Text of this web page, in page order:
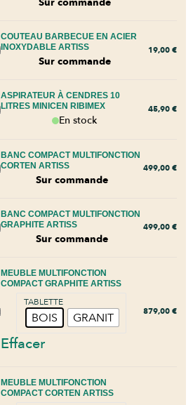
Sur commande
COUTEAU BARBECUE EN ACIER
INOXYDABLE ARTISS
Sur commande
19,00 €
ASPIRATEUR À CENDRES 10
LITRES MINICEN RIBIMEX
En stock
45,90 €
BANC COMPACT MULTIFONCTION
CORTEN ARTISS
Sur commande
499,00 €
BANC COMPACT MULTIFONCTION
GRAPHITE ARTISS
Sur commande
499,00 €
MEUBLE MULTIFONCTION
COMPACT GRAPHITE ARTISS
TABLETTE
BOIS GRANIT
Effacer
879,00 €
MEUBLE MULTIFONCTION
COMPACT CORTEN ARTISS